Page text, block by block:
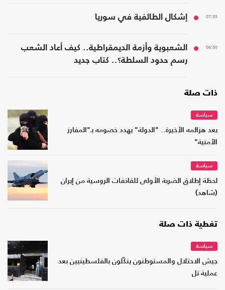
07:35 إشكال الطائفية في سوريا
06:50
الشعبوية وأزمة الديمقراطية.. كيف أعاد الشعب
رسم حدود السلطة؟.. كتاب جديد
ذات صلة
سياسة
بعد هزائمه الأخيرة.. "الدولة" يهدد خصومه بـ"المفارز
الأمنية"
سياسة
لحظة إطلاق الضربة الأولى للقاذفات الروسية من إيران
(شاهد)
تغطية ذات صلة
سياسة
جيش الاحتلال والمستوطنون ينكّلون بالفلسطينيين بعد
عملية تل